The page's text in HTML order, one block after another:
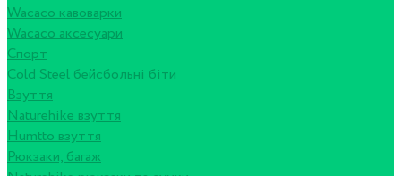
Wacaco кавоварки
Wacaco аксесуари
Спорт
Cold Steel бейсбольні біти
Взуття
Naturehike взуття
Humtto взуття
Рюкзаки, багаж